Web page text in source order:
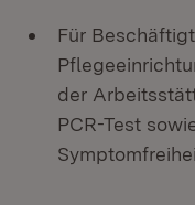
Für
der
PCR-Test